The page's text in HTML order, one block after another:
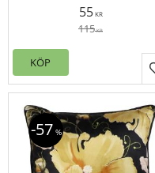
Tillverkad i tunn
sammetskvalité. Försluts
55KR
115KR
KÖP
57 %